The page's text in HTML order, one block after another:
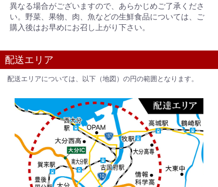
異なる場合がございますので、あらかじめご了承くださ
い。野菜、果物、肉、魚などの生鮮食品については、ご
購入後はお早めにお召し上がり下さい。
配送エリア
配送エリアについては、以下（地図）の円の範囲となります。